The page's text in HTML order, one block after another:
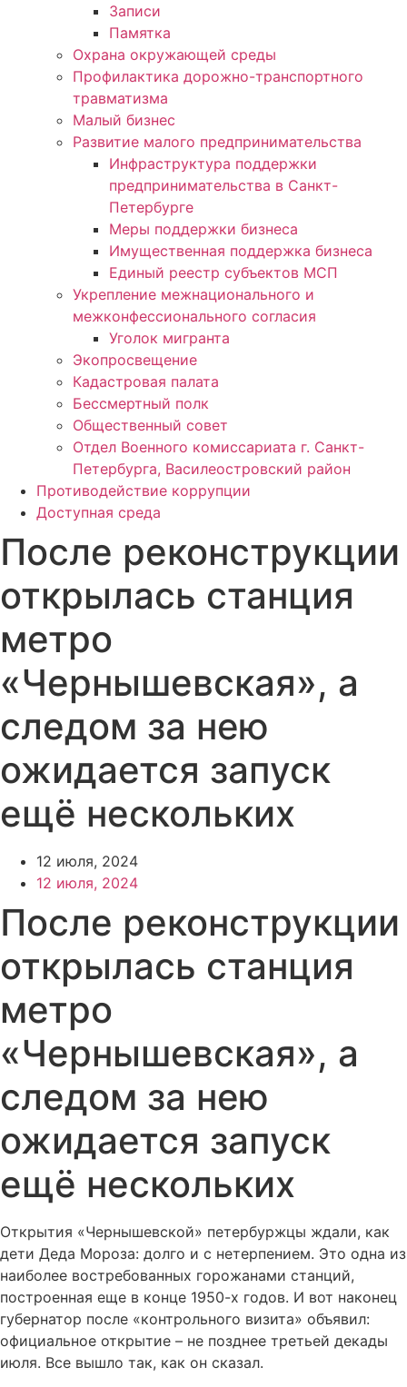
Записи
Памятка
Охрана окружающей среды
Профилактика дорожно-транспортного
травматизма
Малый бизнес
Развитие малого предпринимательства
Инфраструктура поддержки
предпринимательства в Санкт-
Петербурге
Меры поддержки бизнеса
Имущественная поддержка бизнеса
Единый реестр субъектов МСП
Укрепление межнационального и
межконфессионального согласия
Уголок мигранта
Экопросвещение
Кадастровая палата
Бессмертный полк
Общественный совет
Отдел Военного комиссариата г. Санкт-
Петербурга, Василеостровский район
Противодействие коррупции
Доступная среда
После реконструкции
открылась станция
метро
«Чернышевская», а
следом за нею
ожидается запуск
ещё нескольких
12 июля, 2024
12 июля, 2024
После реконструкции
открылась станция
метро
«Чернышевская», а
следом за нею
ожидается запуск
ещё нескольких
Открытия «Чернышевской» петербуржцы ждали, как
дети Деда Мороза: долго и с нетерпением. Это одна из
наиболее востребованных горожанами станций,
построенная еще в конце 1950-х годов. И вот наконец
губернатор после «контрольного визита» объявил:
официальное открытие – не позднее третьей декады
июля. Все вышло так, как он сказал.